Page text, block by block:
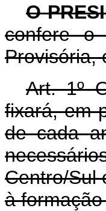
O
confere o
Provisória,
Art. 1º
fixará, em
de cada
Centro/Sul
à